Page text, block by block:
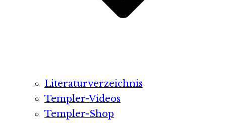
Literaturverzeichnis
Templer-Videos
Templer-Shop